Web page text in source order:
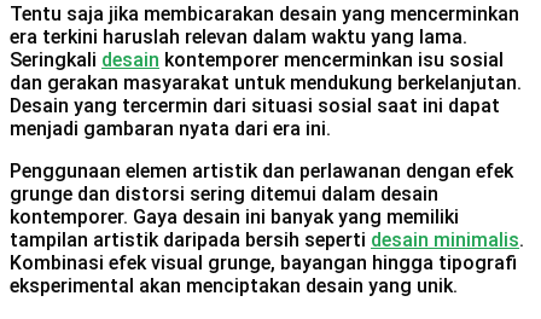
Tentu saja jika membicarakan desain yang mencerminkan
era terkini haruslah relevan dalam waktu yang lama.
Seringkali desain kontemporer mencerminkan isu sosial
dan gerakan masyarakat untuk mendukung berkelanjutan.
Desain yang tercermin dari situasi sosial saat ini dapat
menjadi gambaran nyata dari era ini.
Penggunaan elemen artistik dan perlawanan dengan efek
grunge dan distorsi sering ditemui dalam desain
kontemporer. Gaya desain ini banyak yang memiliki
tampilan artistik daripada bersih seperti desain minimalis.
Kombinasi efek visual grunge, bayangan hingga tipografi
eksperimental akan menciptakan desain yang unik.